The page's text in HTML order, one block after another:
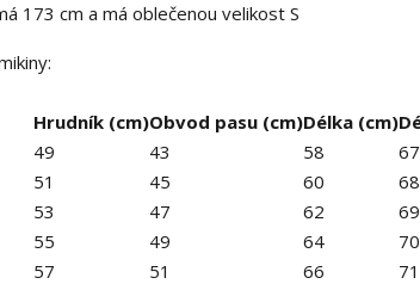
173 cm a má oblečenou velikost S
Hrudník (cm)Obvod pasu (cm)Délka (cm)
49 43 58
67
51 45 60
68
53 47 62
69
55 49 64
70
57 51 66
71